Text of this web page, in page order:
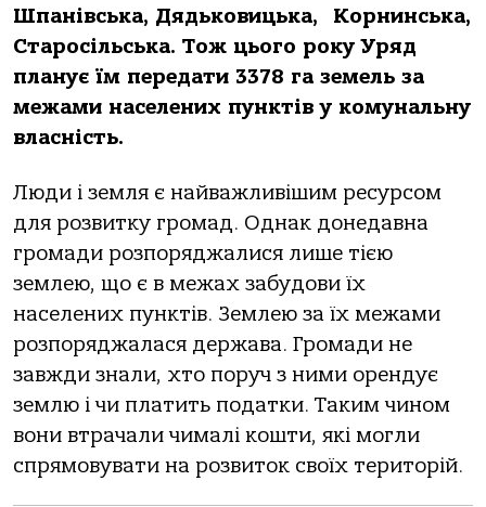
Шпанівська, Дядьковицька, Корнинська,
Старосільська. Тож цього року Уряд
планує їм передати 3378 га земель за
межами населених пунктів у комунальну
власність.
Люди і земля є найважливішим ресурсом
для розвитку громад. Однак донедавна
громади розпоряджалися лише тією
землею, що є в межах забудови їх
населених пунктів. Землею за їх межами
розпоряджалася держава. Громади не
завжди знали, хто поруч з ними орендує
землю і чи платить податки. Таким чином
вони втрачали чималі кошти, які могли
спрямовувати на розвиток своїх територій.